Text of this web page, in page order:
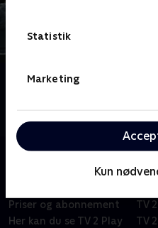
Statistik
Marketing
Kun
Om Elias
Priser og abonnement
Her kan du se TV 2 Play
TV 2
TV